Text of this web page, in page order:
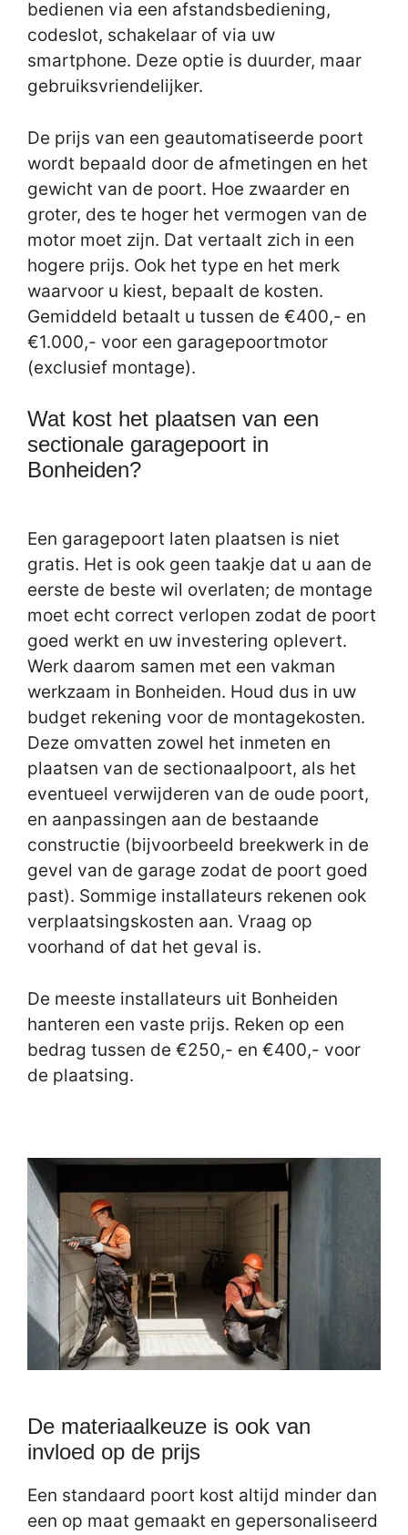
bedienen via een afstandsbediening,
codeslot, schakelaar of via uw
smartphone. Deze optie is duurder, maar
gebruiksvriendelijker.
De prijs van een geautomatiseerde poort
wordt bepaald door de afmetingen en het
gewicht van de poort. Hoe zwaarder en
groter, des te hoger het vermogen van de
motor moet zijn. Dat vertaalt zich in een
hogere prijs. Ook het type en het merk
waarvoor u kiest, bepaalt de kosten.
Gemiddeld betaalt u tussen de €400,- en
€1.000,- voor een garagepoortmotor
(exclusief montage).
Wat kost het plaatsen van een
sectionale garagepoort in
Bonheiden?
Een garagepoort laten plaatsen is niet
gratis. Het is ook geen taakje dat u aan de
eerste de beste wil overlaten; de montage
moet echt correct verlopen zodat de poort
goed werkt en uw investering oplevert.
Werk daarom samen met een vakman
werkzaam in Bonheiden. Houd dus in uw
budget rekening voor de montagekosten.
Deze omvatten zowel het inmeten en
plaatsen van de sectionaalpoort, als het
eventueel verwijderen van de oude poort,
en aanpassingen aan de bestaande
constructie (bijvoorbeeld breekwerk in de
gevel van de garage zodat de poort goed
past). Sommige installateurs rekenen ook
verplaatsingskosten aan. Vraag op
voorhand of dat het geval is.
De meeste installateurs uit Bonheiden
hanteren een vaste prijs. Reken op een
bedrag tussen de €250,- en €400,- voor
de plaatsing.
De materiaalkeuze is ook van
invloed op de prijs
Een standaard poort kost altijd minder dan
een op maat gemaakt en gepersonaliseerd